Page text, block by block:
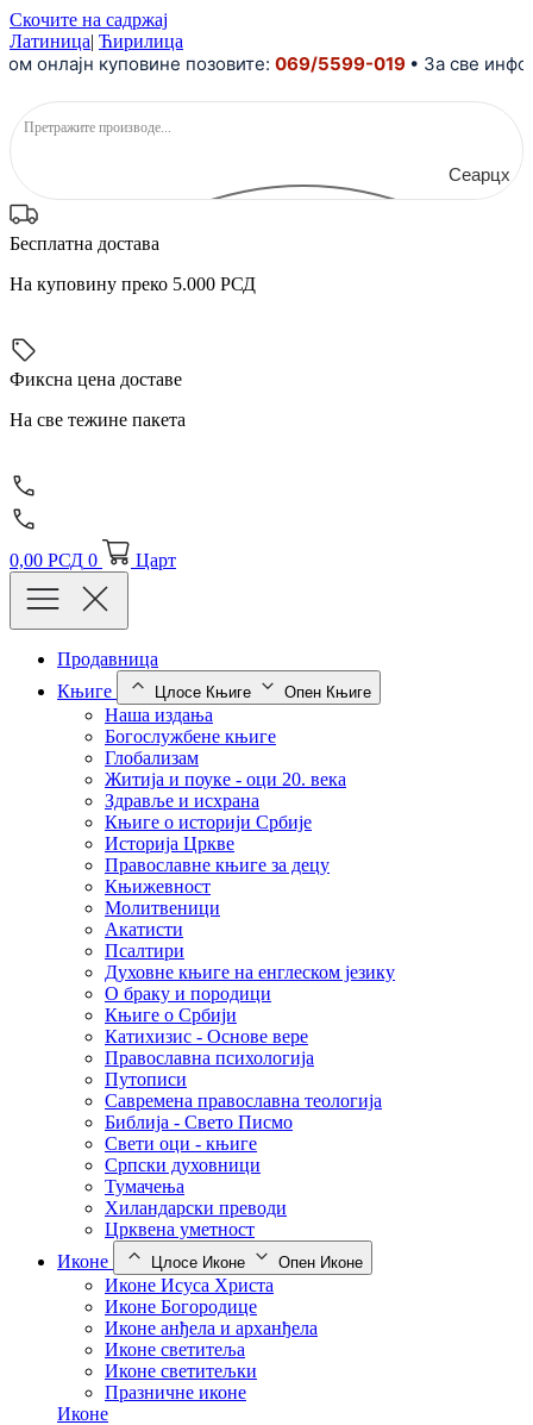
Скочите на садржај
Латиница| Ћирилица
онлајн куповине позовите:069/5599-019• За све
Сеарцх
Бесплатна достава
На куповину преко 5.000 РСД
Фиксна цена доставе
На све тежине пакета
0,00 РСД 0 Царт
Продавница
Књиге
Цлосе Књиге Опен Књиге
Наша издања
Богослужбене књиге
Глобализам
Житија и поуке - оци 20. века
Здравље и исхрана
Књиге о историји Србије
Историја Цркве
Православне књиге за децу
Књижевност
Молитвеници
Акатисти
Псалтири
Духовне књиге на енглеском језику
О браку и породици
Књиге о Србији
Катихизис - Основе вере
Православна психологија
Путописи
Савремена православна теологија
Библија - Свето Писмо
Свети оци - књиге
Српски духовници
Тумачења
Хиландарски преводи
Црквена уметност
Иконе
Цлосе Иконе Опен Иконе
Иконе Исуса Христа
Иконе Богородице
Иконе анђела и арханђела
Иконе светитеља
Иконе светитељки
Празничне иконе
Иконе